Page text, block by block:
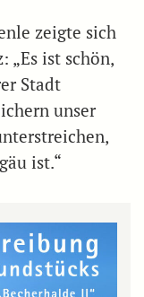
zeigte sich
„Es ist schön,
Stadt
unser
ist.“